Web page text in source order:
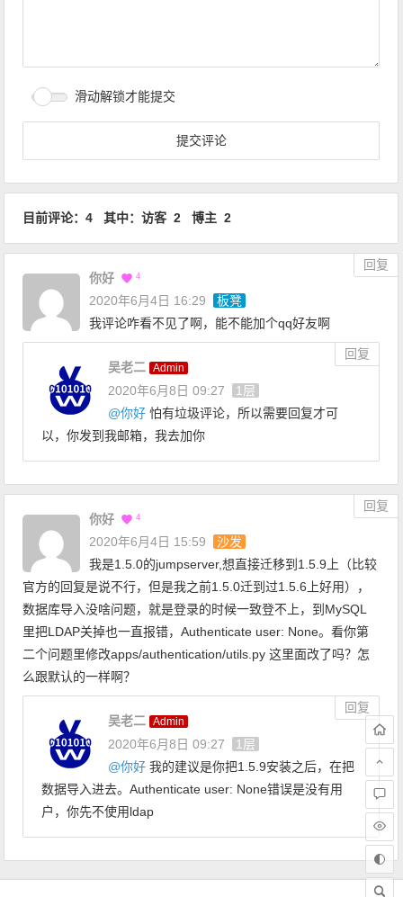
滑动解锁才能提交
目前评论：4 其中：访客 2 博主 2
你好 4
回复
2020年6月4日 16:29
板凳
我评论咋看不见了啊，能不能加个qq好友啊
吴老二 Admin
回复
2020年6月8日 09:27
1层
@你好 怕有垃圾评论，所以需要回复才可
以，你发到我邮箱，我去加你
你好 4
回复
2020年6月4日 15:59
沙发
我是1.5.0的jumpserver,想直接迁移到1.5.9上（比较
官方的回复是说不行，但是我之前1.5.0迁到过1.5.6上好用），
数据库导入没啥问题，就是登录的时候一致登不上，到MySQL
里把LDAP关掉也一直报错，Authenticate user: None。看你第
二个问题里修改apps/authentication/utils.py 这里面改了吗？怎
么跟默认的一样啊？
吴老二 Admin
回复
2020年6月8日 09:27
1层
@你好 我的建议是你把1.5.9安装之后，在把
数据导入进去。Authenticate user: None错误是没有用
户，你先不使用ldap